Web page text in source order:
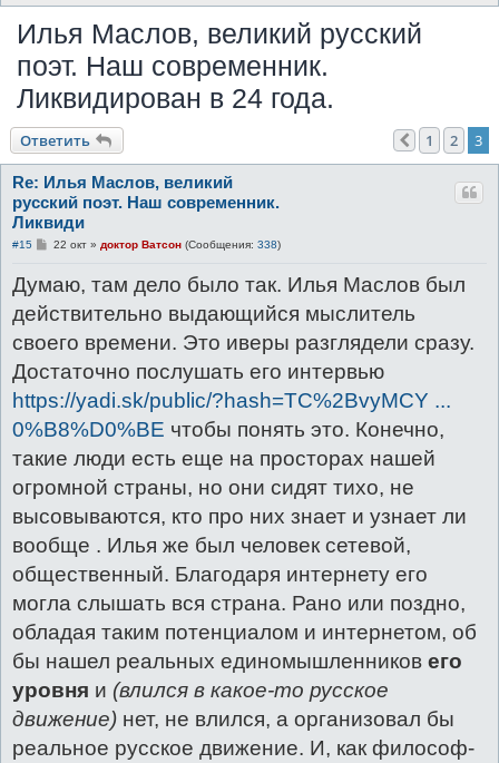
Илья Маслов, великий русский
поэт. Наш современник.
Ликвидирован в 24 года.
Ответить Пред.
1 2 3
Re: Илья Маслов, великий
русский поэт. Наш современник.
Ликвиди
#15
С
б
е
н
и
е
22 окт» доктор Ватсон(Сообщения: 338)
Думаю, там дело было так. Илья Маслов был
действительно выдающийся мыслитель
своего времени. Это иверы разглядели сразу.
Достаточно послушать его интервью
https://yadi.sk/public/?hash=TC%2BvyMCY ...
0%B8%D0%BE чтобы понять это. Конечно,
такие люди есть еще на просторах нашей
огромной страны, но они сидят тихо, не
высовываются, кто про них знает и узнает ли
вообще . Илья же был человек сетевой,
общественный. Благодаря интернету его
могла слышать вся страна. Рано или поздно,
обладая таким потенциалом и интернетом, об
бы нашел реальных единомышленников его
уровня и (влился в какое-то русское
движение) нет, не влился, а организовал бы
реальное русское движение. И, как философ-